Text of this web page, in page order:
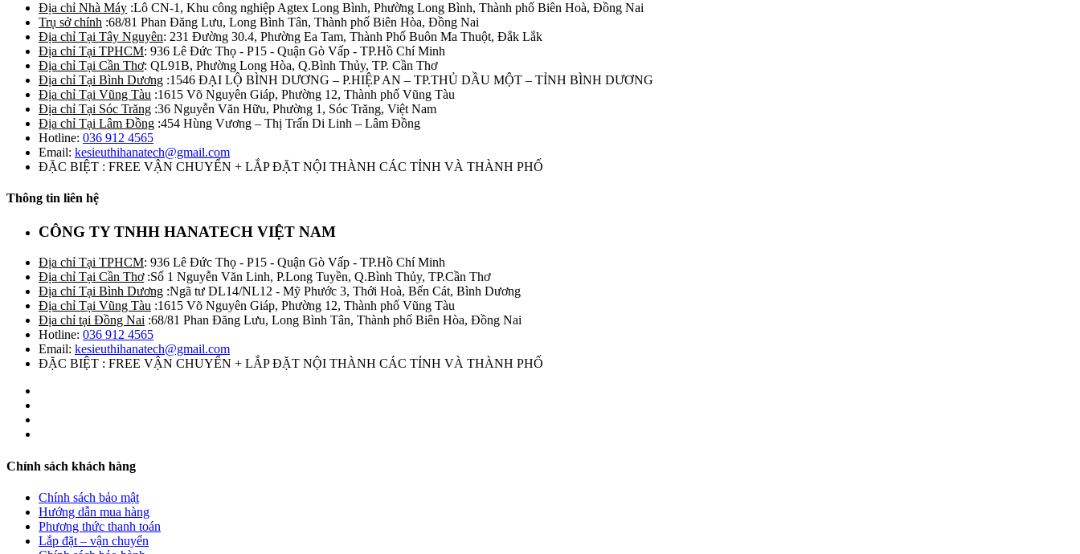
Địa chỉ Nhà Máy :Lô CN-1, Khu công nghiệp Agtex Long Bình, Phường Long Bình, Thành phố Biên Hoà, Đồng Nai
Trụ sở chính :68/81 Phan Đăng Lưu, Long Bình Tân, Thành phố Biên Hòa, Đồng Nai
Địa chỉ Tại Tây Nguyên: 231 Đường 30.4, Phường Ea Tam, Thành Phố Buôn Ma Thuột, Đắk Lắk
Địa chỉ Tại TPHCM: 936 Lê Đức Thọ - P15 - Quận Gò Vấp - TP.Hồ Chí Minh
Địa chỉ Tại Cần Thơ: QL91B, Phường Long Hòa, Q.Bình Thủy, TP. Cần Thơ
Địa chỉ Tại Bình Dương :1546 ĐẠI LỘ BÌNH DƯƠNG – P.HIỆP AN – TP.THỦ DẦU MỘT – TỈNH BÌNH DƯƠNG
Địa chỉ Tại Vũng Tàu :1615 Võ Nguyên Giáp, Phường 12, Thành phố Vũng Tàu
Địa chỉ Tại Sóc Trăng :36 Nguyễn Văn Hữu, Phường 1, Sóc Trăng, Việt Nam
Địa chỉ Tại Lâm Đồng :454 Hùng Vương – Thị Trấn Di Linh – Lâm Đồng
Hotline: 036 912 4565
Email: kesieuthihanatech@gmail.com
ĐẶC BIỆT : FREE VẬN CHUYỂN + LẮP ĐẶT NỘI THÀNH CÁC TỈNH VÀ THÀNH PHỐ
Thông tin liên hệ
CÔNG TY TNHH HANATECH VIỆT NAM
Địa chỉ Tại TPHCM: 936 Lê Đức Thọ - P15 - Quận Gò Vấp - TP.Hồ Chí Minh
Địa chỉ Tại Cần Thơ:Số 1 Nguyễn Văn Linh, P.Long Tuyền, Q.Bình Thủy, TP.Cần Thơ
Địa chỉ Tại Bình Dương :Ngã tư DL14/NL12 - Mỹ Phước 3, Thới Hoà, Bến Cát, Bình Dương
Địa chỉ Tại Vũng Tàu :1615 Võ Nguyên Giáp, Phường 12, Thành phố Vũng Tàu
Địa chỉ tại Đồng Nai :68/81 Phan Đăng Lưu, Long Bình Tân, Thành phố Biên Hòa, Đồng Nai
Hotline: 036 912 4565
Email: kesieuthihanatech@gmail.com
ĐẶC BIỆT : FREE VẬN CHUYỂN + LẮP ĐẶT NỘI THÀNH CÁC TỈNH VÀ THÀNH PHỐ
Chính sách khách hàng
Chính sách bảo mật
Hướng dẫn mua hàng
Phương thức thanh toán
Lắp đặt – vận chuyển